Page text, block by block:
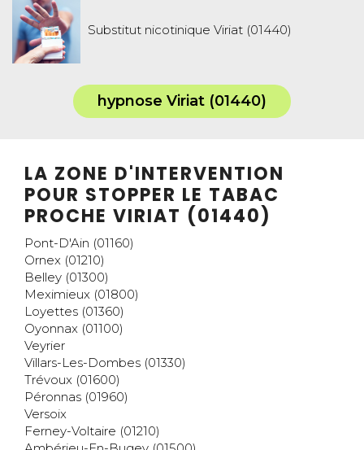
Substitut nicotinique Viriat (01440)
hypnose Viriat (01440)
LA ZONE D'INTERVENTION
POUR STOPPER LE TABAC
PROCHE VIRIAT (01440)
Pont-D'Ain (01160)
Ornex (01210)
Belley (01300)
Meximieux (01800)
Loyettes (01360)
Oyonnax (01100)
Veyrier
Villars-Les-Dombes (01330)
Trévoux (01600)
Péronnas (01960)
Versoix
Ferney-Voltaire (01210)